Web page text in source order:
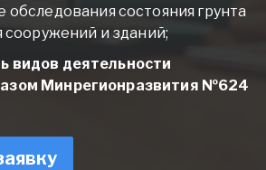
состояния грунта
сооружений и зданий;
видов деятельности
Минрегионразвития №624